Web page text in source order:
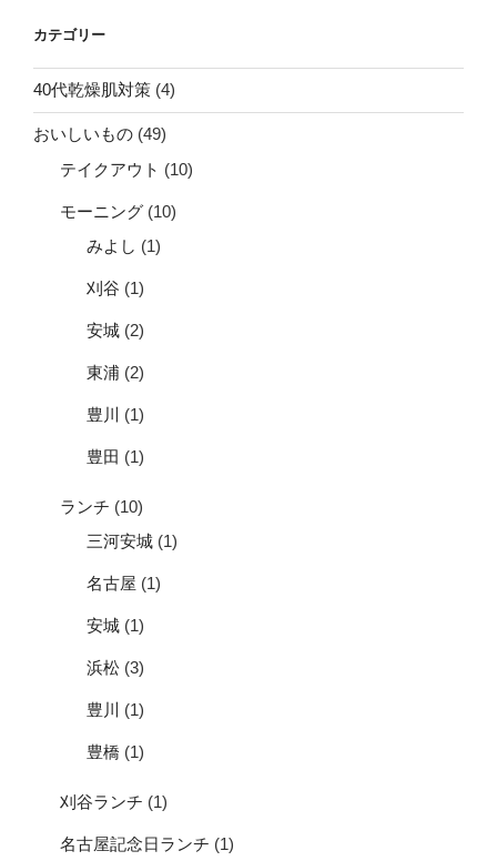
カテゴリー
40代乾燥肌対策 (4)
おいしいもの (49)
テイクアウト (10)
モーニング (10)
みよし (1)
刈谷 (1)
安城 (2)
東浦 (2)
豊川 (1)
豊田 (1)
ランチ (10)
三河安城 (1)
名古屋 (1)
安城 (1)
浜松 (3)
豊川 (1)
豊橋 (1)
刈谷ランチ (1)
名古屋記念日ランチ (1)